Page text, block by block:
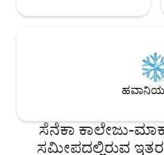
ಸೆನೆಕಾ ಕಾಲೇಜು-
ಸಮೀಪದಲ್ಲಿರುವ